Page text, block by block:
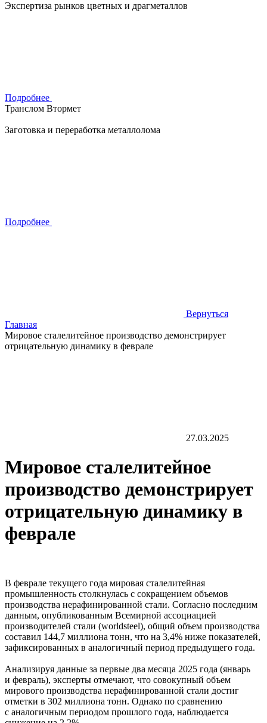
Экспертиза рынков цветных и драгметаллов
Подробнее
Транслом Втормет
Заготовка и переработка металлолома
Подробнее
Вернуться
Главная
Мировое сталелитейное производство демонстрирует
отрицательную динамику в феврале
27.03.2025
Мировое сталелитейное
производство демонстрирует
отрицательную динамику в
феврале
В феврале текущего года мировая сталелитейная
промышленность столкнулась с сокращением объемов
производства нерафинированной стали. Согласно последним
данным, опубликованным Всемирной ассоциацией
производителей стали (worldsteel), общий объем производства
составил 144,7 миллиона тонн, что на 3,4% ниже показателей,
зафиксированных в аналогичный период предыдущего года.
Анализируя данные за первые два месяца 2025 года (январь
и февраль), эксперты отмечают, что совокупный объем
мирового производства нерафинированной стали достиг
отметки в 302 миллиона тонн. Однако по сравнению
с аналогичным периодом прошлого года, наблюдается